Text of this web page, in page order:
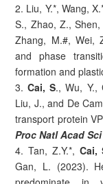
2. Liu, Y.*, Wang,
S., Zhao, Z.,
Zhang, M.#, Wei,
and phase
formation and
3.Cai, S., Wu, Y.,
Liu, J., and De
transport protein
Proc Natl Acad Sci
4. Tan, Z.Y.*, Cai,
Gan, L. (2023).